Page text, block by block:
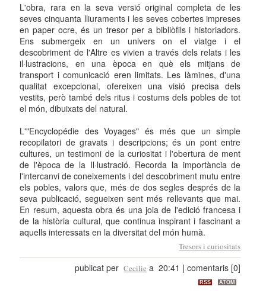
L'obra, rara en la seva versió original completa de les
seves cinquanta lliuraments i les seves cobertes impreses
en paper ocre, és un tresor per a bibliòfils i historiadors.
Ens submergeix en un univers on el viatge i el
descobriment de l'Altre es vivien a través dels relats i les
il·lustracions, en una època en què els mitjans de
transport i comunicació eren limitats. Les làmines, d'una
qualitat excepcional, ofereixen una visió precisa dels
vestits, però també dels ritus i costums dels pobles de tot
el món, dibuixats del natural.
L'"Encyclopédie des Voyages" és més que un simple
recopilatori de gravats i descripcions; és un pont entre
cultures, un testimoni de la curiositat i l'obertura de ment
de l'època de la Il·lustració. Recorda la importància de
l'intercanvi de coneixements i del descobriment mutu entre
els pobles, valors que, més de dos segles després de la
seva publicació, segueixen sent més rellevants que mai.
En resum, aquesta obra és una joia de l'edició francesa i
de la història cultural, que continua inspirant i fascinant a
aquells interessats en la diversitat del món humà.
Tresors i curiositats
publicat per Cecilie a 20:41 |comentaris [0]
RSS ATOM